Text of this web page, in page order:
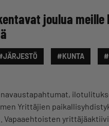
joulua meille
#KUNTA
Yrittäjien